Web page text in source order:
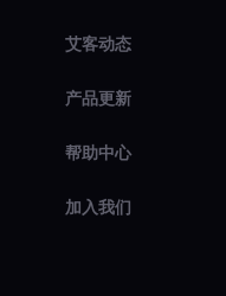
艾客动态
产品更新
帮助中心
加入我们